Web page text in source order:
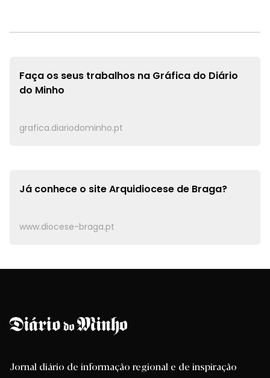
Faça os seus trabalhos na Gráfica do Diário
do Minho
grafica.diariodominho.pt
Já conhece o siteArquidiocese de Braga?
www.diocese-braga.pt
Jornal diário de informação regional e de inspiração